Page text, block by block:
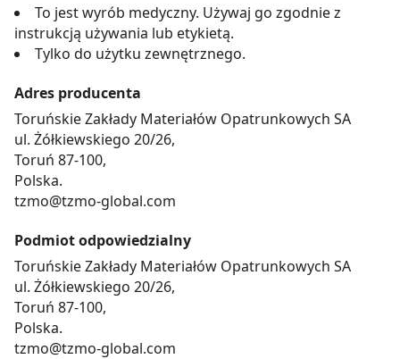
To jest wyrób medyczny. Używaj go zgodnie z
instrukcją używania lub etykietą.
Tylko do użytku zewnętrznego.
Adres producenta
Toruńskie Zakłady Materiałów Opatrunkowych SA
ul. Żółkiewskiego 20/26,
Toruń 87-100,
Polska.
tzmo@tzmo-global.com
Podmiot odpowiedzialny
Toruńskie Zakłady Materiałów Opatrunkowych SA
ul. Żółkiewskiego 20/26,
Toruń 87-100,
Polska.
tzmo@tzmo-global.com